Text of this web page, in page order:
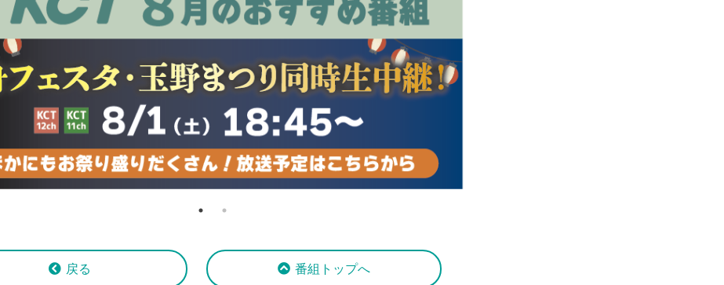
戻る 番組トップへ